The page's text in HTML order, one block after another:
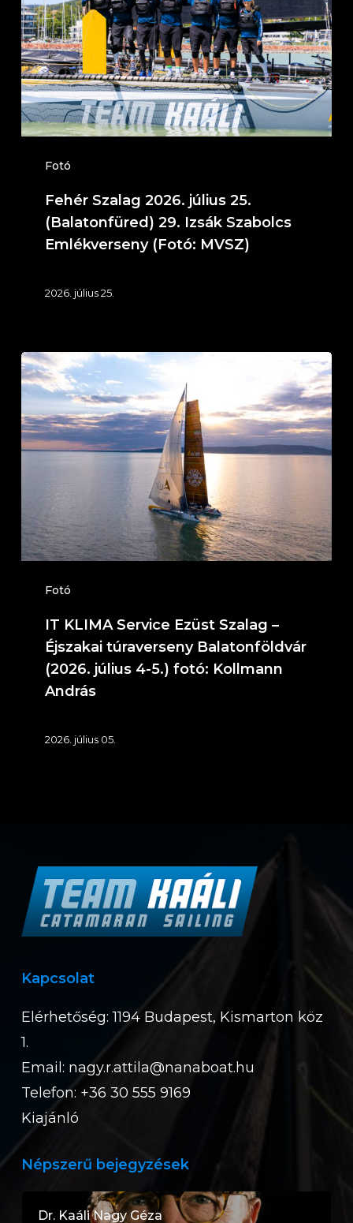
Fotó
július
25.
(Balatonfüred)
29.
Izsák
Szabolcs
Emlékverseny
(Fotó:
MVSZ)
Fehér Szalag 2026. július 25.
(Balatonfüred) 29. Izsák Szabolcs
Emlékverseny (Fotó: MVSZ)
2026. július 25.
Fotó
IT
KLIMA
Service
Ezüst
Éjszakai
túraverseny
Balatonföldvár
(2026.
július
fotó:
András
IT KLIMA Service Ezüst Szalag –
Éjszakai túraverseny Balatonföldvár
(2026. július 4-5.) fotó: Kollmann
András
2026. július 05.
Kapcsolat
Elérhetőség: 1194 Budapest, Kismarton köz
1.
Email: nagy.r.attila@nanaboat.hu
Telefon: +36 30 555 9169
Kiajánló
Népszerű bejegyzések
Dr. Kaáli Nagy Géza